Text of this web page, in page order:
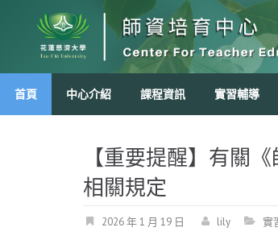
content
首頁 中心介紹 課程資訊 實習輔導
【重要提醒】有關
相關規定
2026 年 1 月 19 日 lily 實